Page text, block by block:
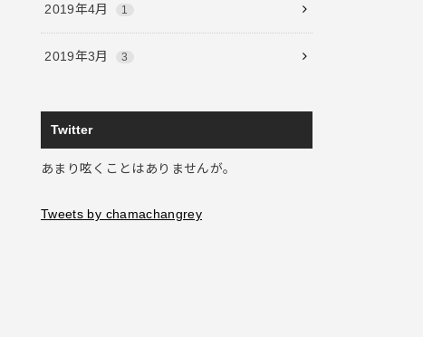
2019年4月 1
2019年3月 3
Twitter
あまり呟くことはありませんが。
Tweets by chamachangrey